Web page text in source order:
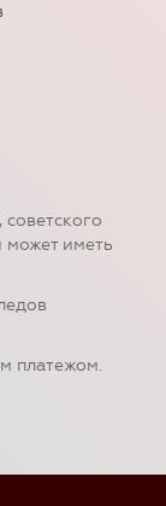
может иметь
платежом.